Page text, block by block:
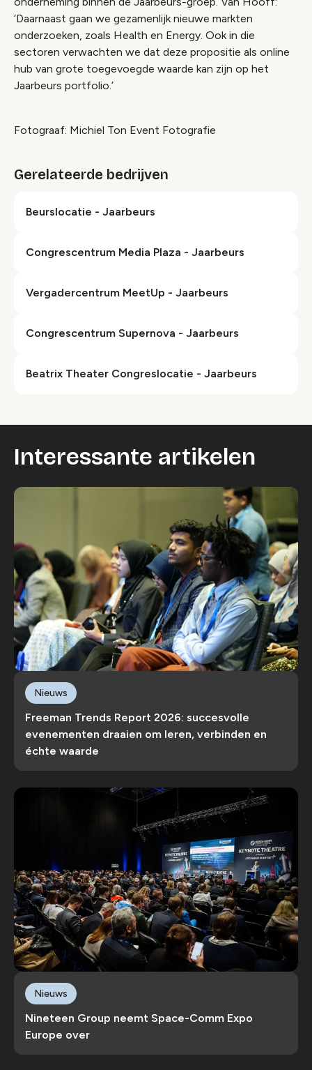
‘Daarnaast gaan we gezamenlijk nieuwe markten
onderzoeken, zoals Health en Energy. Ook in die
sectoren verwachten we dat deze propositie als online
hub van grote toegevoegde waarde kan zijn op het
Jaarbeurs portfolio.’
Fotograaf: Michiel Ton Event Fotografie
Gerelateerde bedrijven
Beurslocatie - Jaarbeurs
Congrescentrum Media Plaza - Jaarbeurs
Ver­ga­der­centrum MeetUp - Jaarbeurs
Congrescentrum Supernova - Jaarbeurs
Beatrix Theater Congreslocatie - Jaarbeurs
Interessante artikelen
Freeman Trends Report 2026: succesvolle
evenementen draaien om leren, verbinden en
échte waarde
Nieuws
Nineteen Group neemt Space-Comm Expo
Europe over
Nieuws